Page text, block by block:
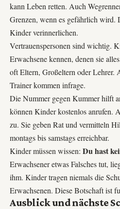
kann Leben retten. Auch
Grenzen, wenn es gefährlich wird.
Kinder verinnerlichen.
Vertrauenspersonen sind wichtig.
Erwachsene kennen, denen sie
oft Eltern, Großeltern oder Lehrer.
Trainer kommen infrage.
Die Nummer gegen Kummer hilft
können Kinder kostenlos anrufen.
zu. Sie geben Rat und vermitteln
montags bis samstags erreichbar.
Kinder müssen wissen: Du hast
Erwachsener etwas Falsches tut,
ihm. Kinder tragen niemals die
Erwachsenen. Diese Botschaft ist
Ausblick und nächste